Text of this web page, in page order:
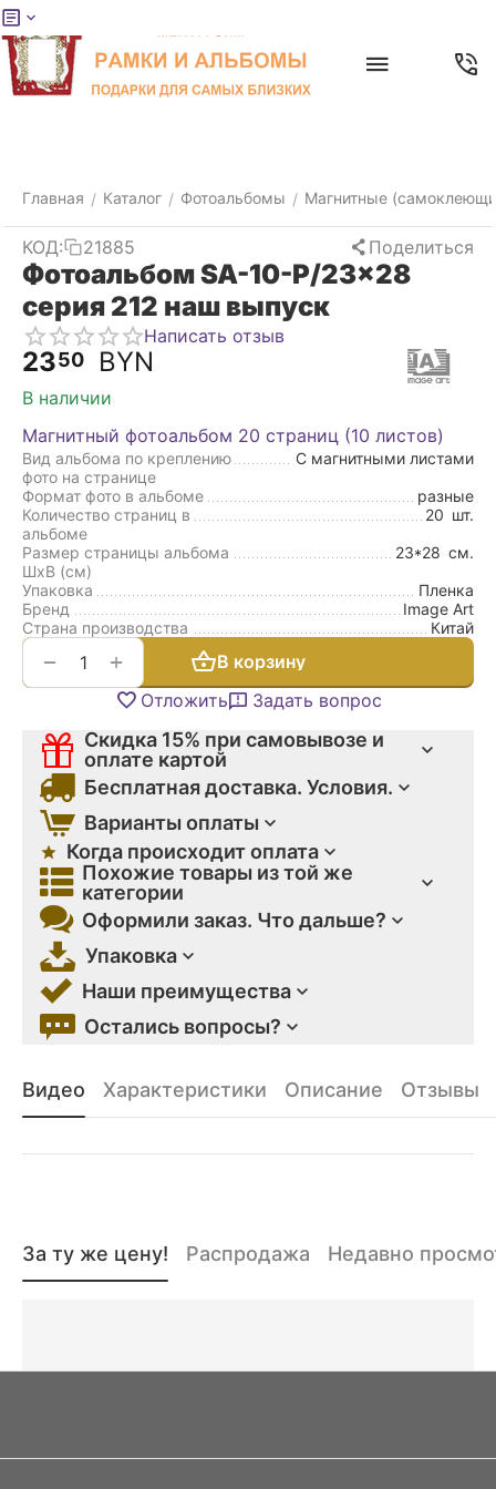
Главная / Каталог / Фотоальбомы / Магнитные
КОД: 21885 Поделиться
Фотоальбом SA-10-P/23x28
серия 212 наш выпуск
Написать отзыв
2350 BYN
В наличии
Магнитный фотоальбом 20 страниц (10 листов)
Вид альбома по креплению
фото на странице
С магнитными листами
Формат фото в альбоме
разные
Количество страниц в
альбоме
20 шт.
Размер страницы альбома
ШxВ (см)
23*28 см.
Упаковка
Пленка
Бренд
Image Art
Страна производства
Китай
+
−
В корзину
Отложить
Задать вопрос
Скидка 15% при самовывозе и
оплате картой
Бесплатная доставка. Условия.
Варианты оплаты
Когда происходит оплата
Похожие товары из той же
категории
Оформили заказ. Что дальше?
Упаковка
Наши преимущества
Остались вопросы?
Видео Характеристики Описание Отзывы
За ту же цену! Распродажа Недавно
Меню
товары